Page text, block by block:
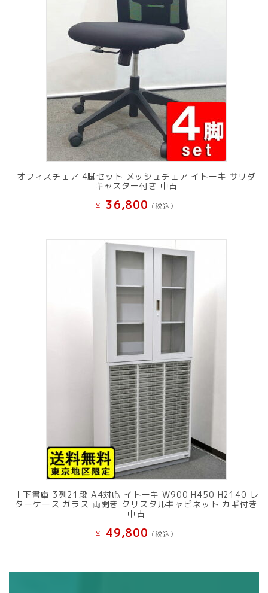
オフィスチェア 4脚セット メッシュチェア イトーキ サリダ
キャスター付き 中古
¥ 36,800 (税込）
上下書庫 3列21段 A4対応 イトーキ W900 H450 H2140 レ
ターケース ガラス 両開き クリスタルキャビネット カギ付き
中古
¥ 49,800 (税込）